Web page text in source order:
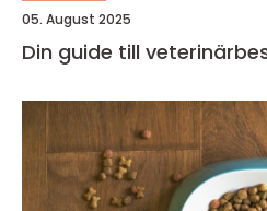
05. August 2025
Din guide till